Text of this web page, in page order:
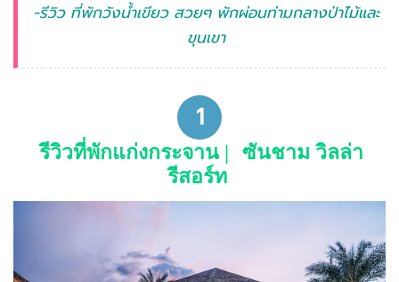
-รีวิว ที่พักวังน้ำเขียว สวยๆ พักผ่อนท่ามกลางป่าไม้และ
ขุนเขา
1
รีวิวที่พักแก่งกระจาน |
ซันชาม วิลล่า
รีสอร์ท